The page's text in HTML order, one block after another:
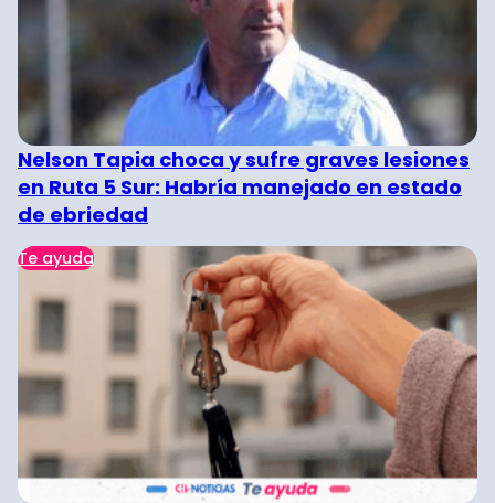
Nelson Tapia choca y sufre graves lesiones
en Ruta 5 Sur: Habría manejado en estado
de ebriedad
Te ayuda